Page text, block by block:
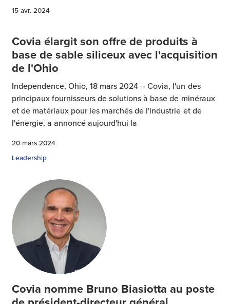
15 avr. 2024
Covia élargit son offre de produits à
base de sable siliceux avec l'acquisition
de l'Ohio
Independence, Ohio, 18 mars 2024 -- Covia, l'un des
principaux fournisseurs de solutions à base de minéraux
et de matériaux pour les marchés de l'industrie et de
l'énergie, a annoncé aujourd'hui la
20 mars 2024
Leadership
Covia nomme Bruno Biasiotta au poste